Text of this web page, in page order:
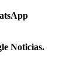
Noticias.